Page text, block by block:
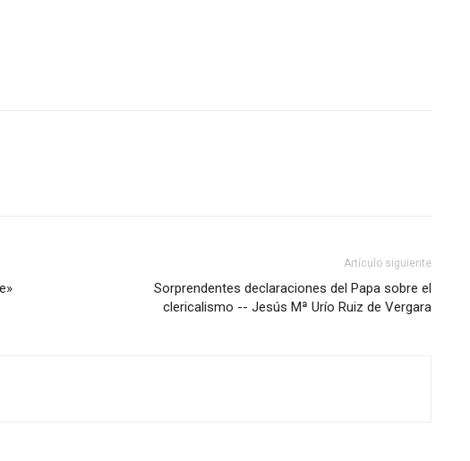
Artículo siguiente
Sorprendentes declaraciones del Papa sobre el
clericalismo -- Jesús Mª Urío Ruiz de Vergara